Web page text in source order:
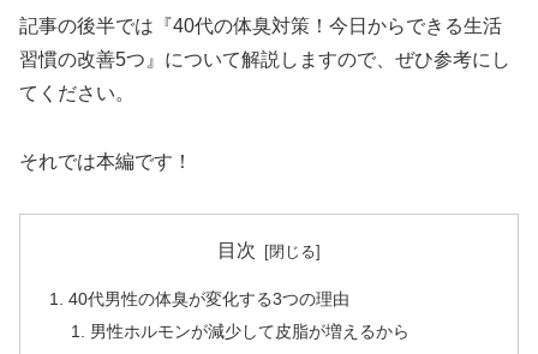
記事の後半では『40代の体臭対策！今日からできる生活
習慣の改善5つ』について解説しますので、ぜひ参考にし
てください。
それでは本編です！
目次
40代男性の体臭が変化する3つの理由
男性ホルモンが減少して皮脂が増えるから